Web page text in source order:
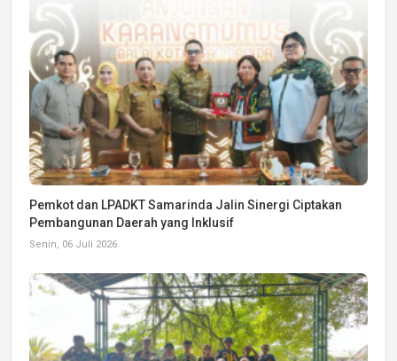
Pemkot dan LPADKT Samarinda Jalin Sinergi Ciptakan
Pembangunan Daerah yang Inklusif
Senin, 06 Juli 2026